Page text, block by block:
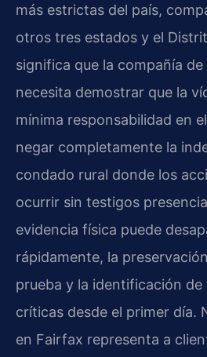
más estrictas del país,
otros tres estados y el
significa que la compañía
necesita demostrar que la
mínima responsabilidad en
negar completamente la
condado rural donde los
ocurrir sin testigos
evidencia física puede
rápidamente, la
prueba y la identificación de
críticas desde el primer día.
en Fairfax representa a